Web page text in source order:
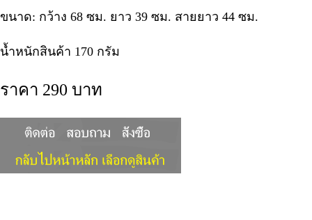
ขนาด: กว้าง 68 ซม. ยาว 39 ซม. สายยาว 44 ซม.
น้ำหนักสินค้า 170 กรัม
ราคา 290 บาท